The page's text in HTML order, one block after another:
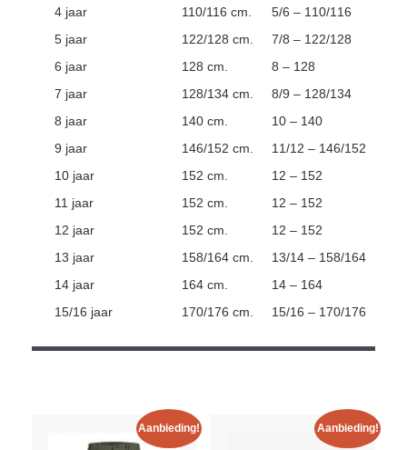
4 jaar 110/116 cm.
5/6 – 110/116
5 jaar
122/128 cm.
7/8 – 122/128
6 jaar
128 cm.
8 – 128
7 jaar
128/134 cm.
8/9 – 128/134
8 jaar
140 cm.
10 – 140
9 jaar
146/152 cm.
11/12 – 146/152
10 jaar
152 cm.
12 – 152
11 jaar
152 cm.
12 – 152
12 jaar
152 cm.
12 – 152
13 jaar
158/164 cm.
13/14 – 158/164
14 jaar
164 cm.
14 – 164
15/16 jaar
170/176 cm. 15/16 – 170/176
Aanbieding! Aanbieding!